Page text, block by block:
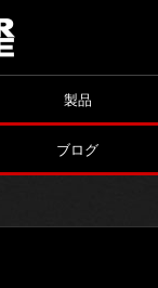
製品
ブログ